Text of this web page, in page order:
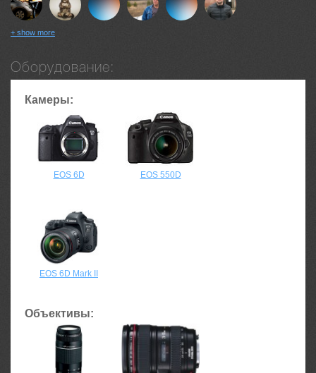
+ show more
Оборудование:
Камеры:
EOS 6D EOS 550D
EOS 6D Mark II
Объективы: